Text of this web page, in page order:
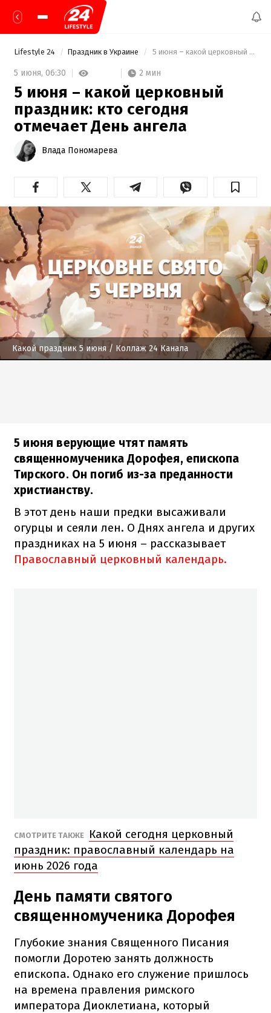
Lifestyle 24 Праздник в Украине 5 июня – какой церковный праздник: кто сегодня отмечает День ангела
5 июня, 06:30 2 мин
5 июня – какой церковный
праздник: кто сегодня
отмечает День ангела
Влада Пономарева
Какой праздник 5 июня / Коллаж 24 Канала
5 июня верующие чтят память
священномученика Дорофея, епископа
Тирского. Он погиб из-за преданности
христианству.
В этот день наши предки высаживали
огурцы и сеяли лен. О Днях ангела и других
праздниках на 5 июня – рассказывает
Православный церковный календарь.
СМОТРИТЕ ТАКЖЕ
Какой сегодня церковный
праздник: православный календарь на
июнь 2026 года
День памяти святого
священномученика Дорофея
Глубокие знания Священного Писания
помогли Доротею занять должность
епископа. Однако его служение пришлось
на времена правления римского
императора Диоклетиана, который